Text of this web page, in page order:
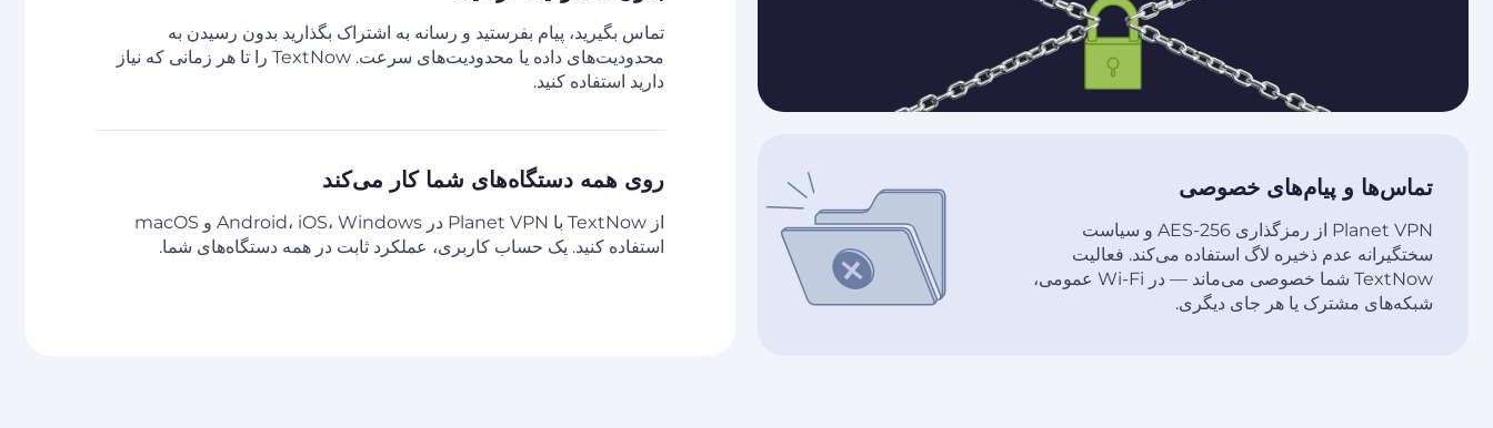
تماس بگیرید، پیام بفرستید و رسانه به اشتراک بگذارید بدون رسیدن به
محدودیت‌های داده یا محدودیت‌های سرعت. TextNow را تا هر زمانی که نیاز
دارید استفاده کنید.
روی همه دستگاه‌های شما کار می‌کند
از TextNow با Planet VPN در Android، iOS، Windows و macOS
استفاده کنید. یک حساب کاربری، عملکرد ثابت در همه دستگاه‌های شما.
تماس‌ها و پیام‌های خصوصی
Planet VPN از رمزگذاری AES-256 و سیاست
سختگیرانه عدم ذخیره لاگ استفاده می‌کند. فعالیت
TextNow شما خصوصی می‌ماند — در Wi-Fi عمومی،
شبکه‌های مشترک یا هر جای دیگری.